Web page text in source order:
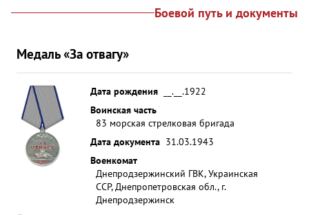
Боевой путь и документы
Медаль «За отвагу»
Дата рождения
__.__.1922
Воинская часть
83 морская стрелковая бригада
Дата документа 31.03.1943
Военкомат
Днепродзержинский ГВК, Украинская
ССР, Днепропетровская обл., г.
Днепродзержинск